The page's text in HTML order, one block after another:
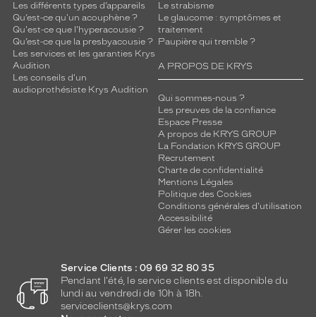
Les différents types d’appareils
Qu’est-ce qu'un acouphène ?
Qu'est-ce que l'hyperacousie ?
Qu’est-ce que la presbyacousie ?
Les services et les garanties Krys
Audition
Les conseils d'un
audioprothésiste Krys Audition
Le strabisme
Le glaucome : symptômes et
traitement
Paupière qui tremble ?
A PROPOS DE KRYS
Qui sommes-nous ?
Les preuves de la confiance
Espace Presse
A propos de KRYS GROUP
La Fondation KRYS GROUP
Recrutement
Charte de confidentialité
Mentions Légales
Politique des Cookies
Conditions générales d'utilisation
Accessibilité
Gérer les cookies
Service Clients : 09 69 32 80 35
Pendant l'été, le service clients est disponible du
lundi au vendredi de 10h à 18h.
serviceclients@krys.com